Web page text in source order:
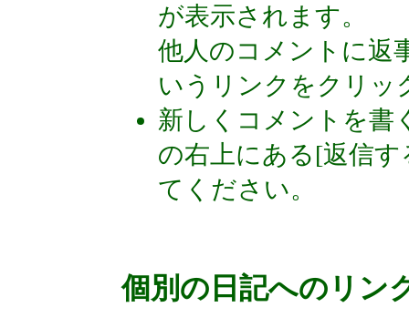
が表示されます。
他人のコメントに返
いうリンクをクリッ
新しくコメントを書
の右上にある[返信
てください。
個別の日記へのリン